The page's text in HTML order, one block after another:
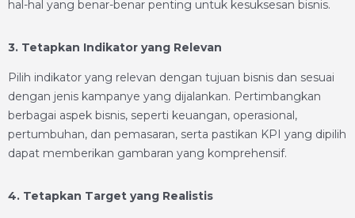
hal-hal yang benar-benar penting untuk kesuksesan bisnis.
3. Tetapkan Indikator yang Relevan
Pilih indikator yang relevan dengan tujuan bisnis dan sesuai
dengan jenis kampanye yang dijalankan. Pertimbangkan
berbagai aspek bisnis, seperti keuangan, operasional,
pertumbuhan, dan pemasaran, serta pastikan KPI yang dipilih
dapat memberikan gambaran yang komprehensif.
4. Tetapkan Target yang Realistis